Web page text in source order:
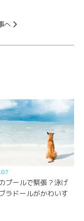
へ
プールで緊張？泳げ
ラドールがかわいす